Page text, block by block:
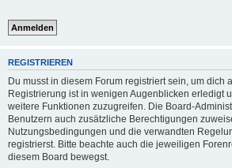
REGISTRIEREN
Du musst in diesem Forum registriert sein, um dich
Registrierung ist in wenigen Augenblicken erledigt
weitere Funktionen zuzugreifen. Die Board-
Benutzern auch zusätzliche Berechtigungen
Nutzungsbedingungen und die verwandten
registrierst. Bitte beachte auch die jeweiligen
diesem Board bewegst.